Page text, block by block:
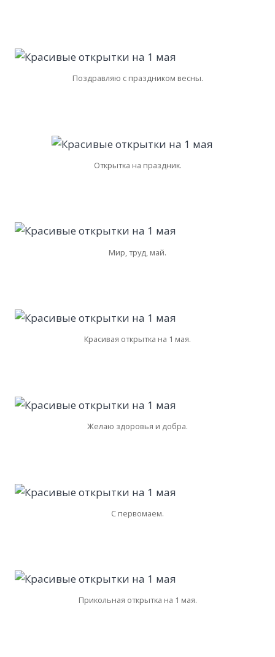
Поздравляю с праздником весны.
Открытка на праздник.
Мир, труд, май.
Красивая открытка на 1 мая.
Желаю здоровья и добра.
С первомаем.
Прикольная открытка на 1 мая.